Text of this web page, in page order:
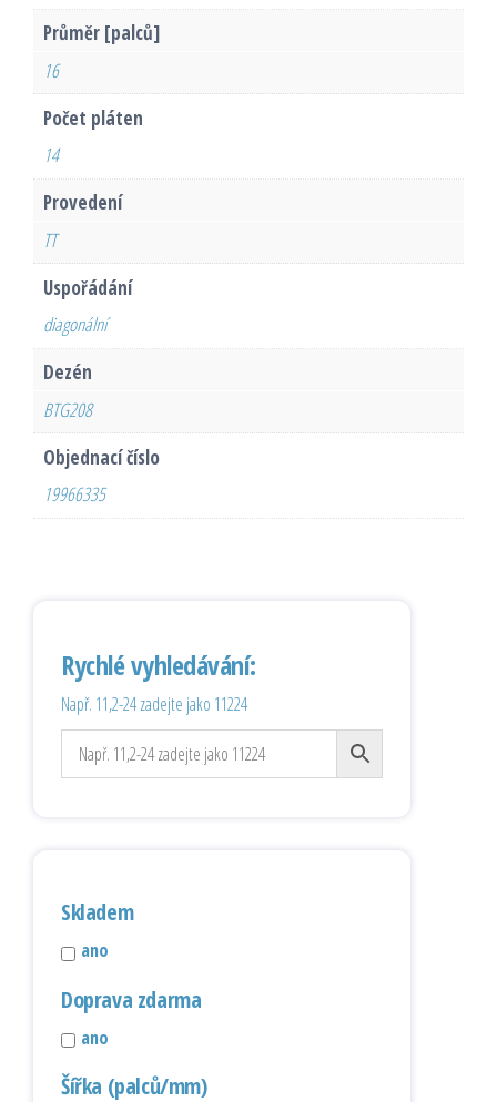
Průměr [palců]
16
Počet pláten
14
Provedení
TT
Uspořádání
diagonální
Dezén
BTG208
Objednací číslo
19966335
Rychlé vyhledávání:
Např. 11,2-24 zadejte jako 11224
Skladem
ano
Doprava zdarma
ano
Šířka (palců/mm)